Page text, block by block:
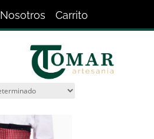
Nosotros
Carrito